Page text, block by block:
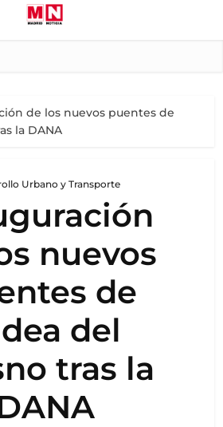
de los nuevos puentes de
la DANA
Urbano y Transporte
nuevos
de
del
tras la